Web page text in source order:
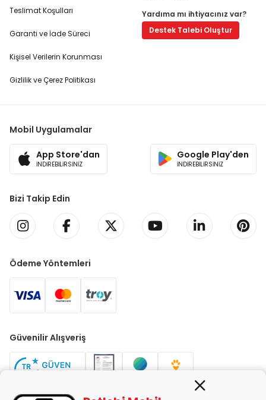
Teslimat Koşulları
Garanti ve İade Süreci
Kişisel Verilerin Korunması
Gizlilik ve Çerez Politikası
Yardıma mı ihtiyacınız var?
Destek Talebi Oluştur
Mobil Uygulamalar
App Store'dan
İNDİREBİLİRSİNİZ
Google Play'den
İNDİREBİLİRSİNİZ
Bizi Takip Edin
Ödeme Yöntemleri
Güvenilir Alışveriş